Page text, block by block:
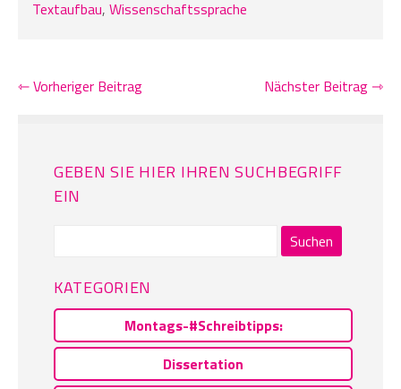
Textaufbau, Wissenschaftssprache
⇽ Vorheriger Beitrag Nächster Beitrag ⇾
GEBEN SIE HIER IHREN SUCHBEGRIFF
EIN
KATEGORIEN
Montags-#Schreibtipps:
Dissertation